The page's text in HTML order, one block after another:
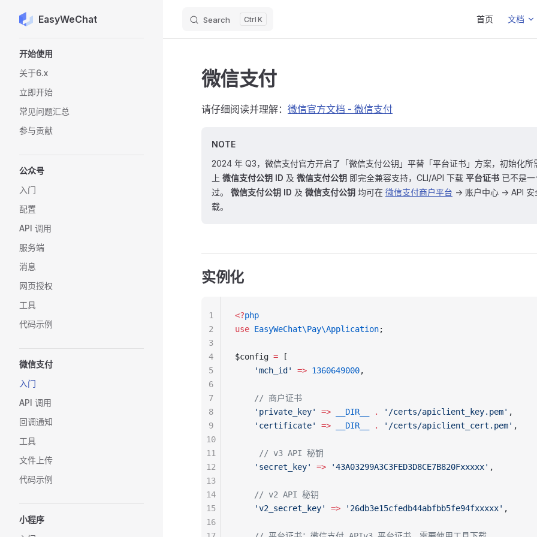
Skip to content
EasyWeChat Search K 首页 文档
开始使用
关于6.x
立即开始
常见问题汇总
参与贡献
公众号
入门
配置
API 调用
服务端
消息
网页授权
工具
代码示例
微信支付
入门
API 调用
回调通知
工具
文件上传
代码示例
小程序
微信支付
请仔细阅读并理解： 微信官方文档 - 微信支付
NOTE
2024 年 Q3，微信支付官方开启了「微信支付公钥」平替「平台证书」方案，初始化所
上 微信支付公钥 ID 及 微信支付公钥 即完全兼容支持，CLI/API 下载 平台证书 已不是
过。 微信支付公钥 ID 及 微信支付公钥 均可在 微信支付商户平台 -> 账户中心 -> API
载。
实例化
<?php
use EasyWeChat\Pay\Application;
$config = [
    'mch_id'
=> 1360649000,
    // 商户证书
    'private_key'
=> __DIR__ . '/certs/apiclient_key.pem' ,
    'certificate'
=> __DIR__ . '/certs/apiclient_cert.pem' ,
     // v3 API 秘钥
    'secret_key'
=> '43A03299A3C3FED3D8CE7B820Fxxxxx' ,
    // v2 API 秘钥
    'v2_secret_key'
=> '26db3e15cfedb44abfbb5fe94fxxxxx' ,
1
2
3
4
5
6
7
8
9
10
11
12
13
14
15
16